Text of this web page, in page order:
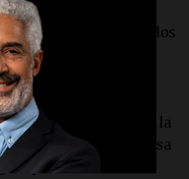
con un detalle
de rosa esparcidos
de la
conocida como la
una fuerza poderosa
parte de las